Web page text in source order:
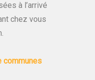
à l’arrivé
chez vous
communes